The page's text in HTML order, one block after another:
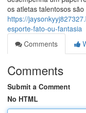
os atletas talentosos
https://
esporte-fato-ou-fantasia
Comments
Comments
Submit a Comment
No HTML